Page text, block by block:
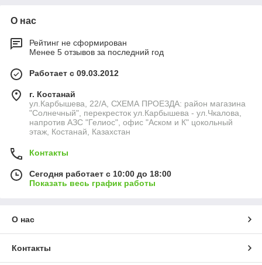
О нас
Рейтинг не сформирован
Менее 5 отзывов за последний год
Работает с 09.03.2012
г. Костанай
ул.Карбышева, 22/А, СХЕМА ПРОЕЗДА: район магазина
"Солнечный", перекресток ул.Карбышева - ул.Чкалова,
напротив АЗС "Гелиос", офис "Аском и К" цокольный
этаж, Костанай, Казахстан
Контакты
Сегодня работает с 10:00 до 18:00
Показать весь график работы
О нас
Контакты